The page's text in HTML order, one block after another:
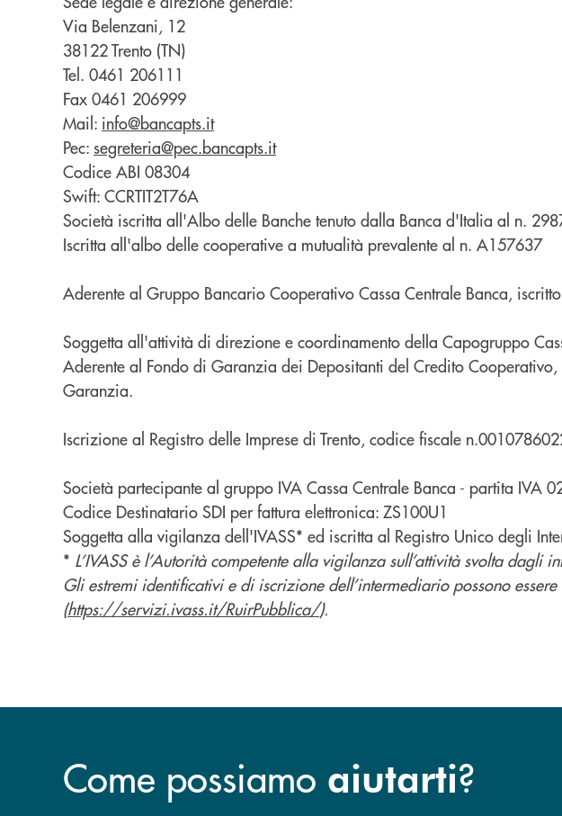
Via Belenzani, 12
38122 Trento (TN)
Tel. 0461 206111
Fax 0461 206999
Mail: info@bancapts.it
Pec: segreteria@pec.bancapts.it
Codice ABI 08304
Swift: CCRTIT2T76A
Società iscritta all'Albo delle Banche tenuto dalla Banca d'Italia al n.
Iscritta all'albo delle cooperative a mutualità prevalente al n. A157637
Aderente al Gruppo Bancario Cooperativo Cassa Centrale Banca,
Soggetta all'attività di direzione e coordinamento della Capogruppo
Aderente al Fondo di Garanzia dei Depositanti del Credito
Garanzia.
Iscrizione al Registro delle Imprese di Trento, codice fiscale
Società partecipante al gruppo IVA Cassa Centrale Banca - partita IVA
Codice Destinatario SDI per fattura elettronica: ZS100U1
Soggetta alla vigilanza dell'IVASS* ed iscritta al Registro Unico degli
* L’IVASS è l’Autorità competente alla vigilanza sull’attività svolta
Gli estremi identificativi e di iscrizione dell’intermediario possono
(https://servizi.ivass.it/RuirPubblica/).
Come possiamo aiutarti?